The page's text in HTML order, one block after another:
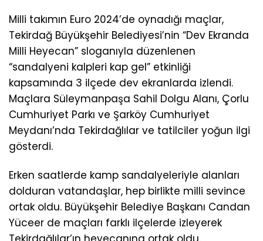
Milli takımın Euro 2024’de oynadığı maçlar,
Tekirdağ Büyükşehir Belediyesi’nin “Dev Ekranda
Milli Heyecan” sloganıyla düzenlenen
“sandalyeni kalpleri kap gel” etkinliği
kapsamında 3 ilçede dev ekranlarda izlendi.
Maçlara Süleymanpaşa Sahil Dolgu Alanı, Çorlu
Cumhuriyet Parkı ve Şarköy Cumhuriyet
Meydanı’nda Tekirdağlılar ve tatilciler yoğun ilgi
gösterdi.
Erken saatlerde kamp sandalyeleriyle alanları
dolduran vatandaşlar, hep birlikte milli sevince
ortak oldu. Büyükşehir Belediye Başkanı Candan
Yüceer de maçları farklı ilçelerde izleyerek